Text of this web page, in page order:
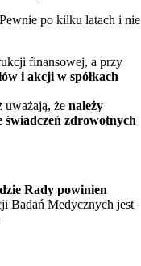
po kilku latach i nie
finansowej, a przy
i akcji w spółkach
uważają, że należy
świadczeń zdrowotnych
Rady powinien
Badań Medycznych jest